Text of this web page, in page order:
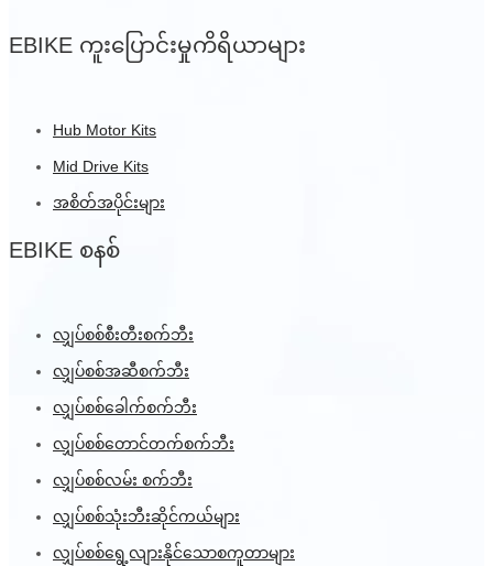
EBIKE ကူးပြောင်းမှုကိရိယာများ
Hub Motor Kits
Mid Drive Kits
အစိတ်အပိုင်းများ
EBIKE စနစ်
လျှပ်စစ်စီးတီးစက်ဘီး
လျှပ်စစ်အဆီစက်ဘီး
လျှပ်စစ်ခေါက်စက်ဘီး
လျှပ်စစ်တောင်တက်စက်ဘီး
လျှပ်စစ်လမ်း စက်ဘီး
လျှပ်စစ်သုံးဘီးဆိုင်ကယ်များ
လျှပ်စစ်ရွေ့လျားနိုင်သောစကူတာများ